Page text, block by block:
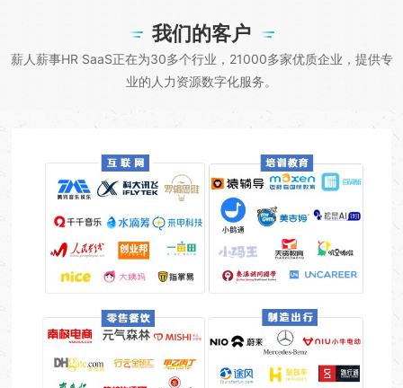
我们的客户
薪人薪事HR SaaS正在为30多个行业，21000多家优质企业，提供专
业的人力资源数字化服务。